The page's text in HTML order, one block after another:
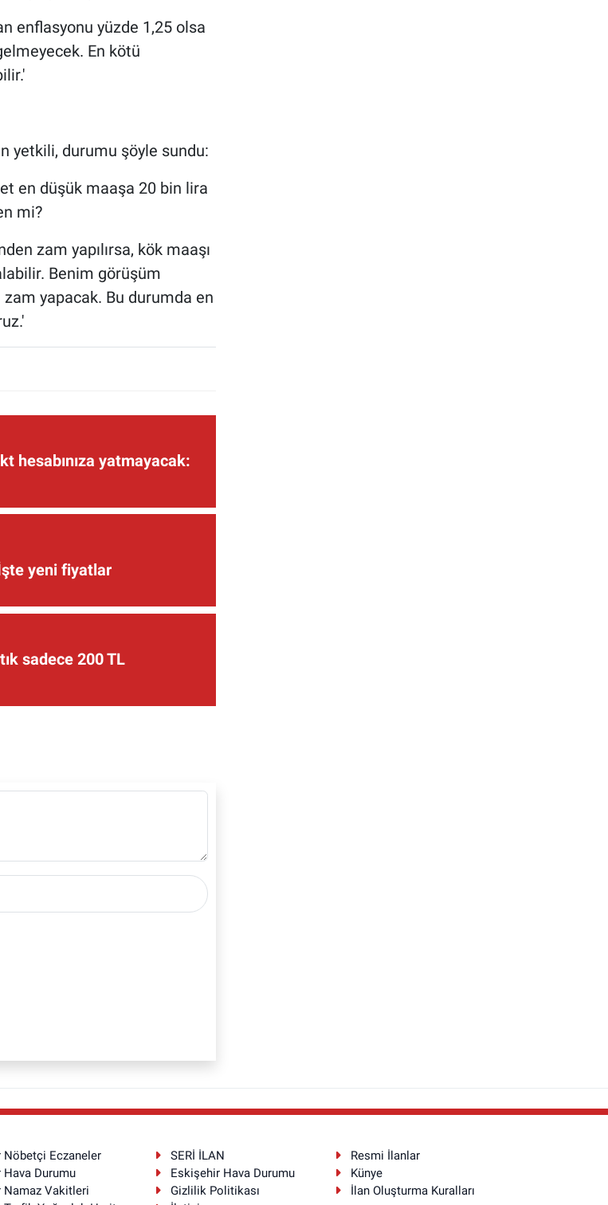
enflasyonu yüzde 1,25 olsa
En kötü
yetkili, durumu şöyle sundu:
en düşük maaşa 20 bin lira
mi?
zam yapılırsa, kök maaşı
Benim görüşüm
yapacak. Bu durumda en
hesabınıza yatmayacak:
yeni fiyatlar
sadece 200 TL
Nöbetçi Eczaneler
Durumu
Namaz Vakitleri
SERİ İLAN
Resmi İlanlar
Eskişehir Hava Durumu
Künye
Gizlilik Politikası
İlan Oluşturma Kuralları